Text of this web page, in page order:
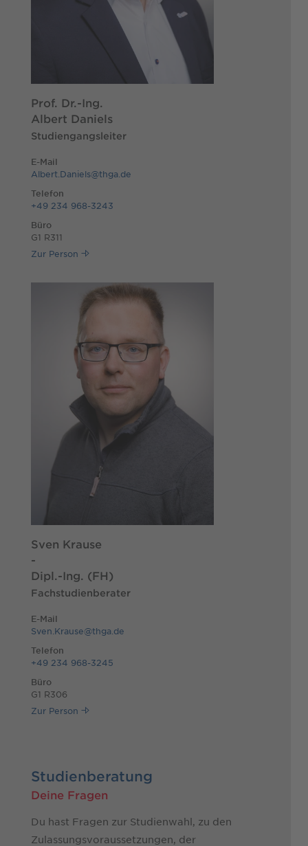
Prof. Dr.-Ing.
Albert Daniels
Studiengangsleiter
E-Mail
Albert.Daniels@thga.de
Telefon
+49 234 968-3243
Büro
G1 R311
Zur Person
Sven Krause
-
Dipl.-Ing. (FH)
Fachstudienberater
E-Mail
Sven.Krause@thga.de
Telefon
+49 234 968-3245
Büro
G1 R306
Zur Person
Studienberatung
Deine Fragen
Du hast Fragen zur Studienwahl, zu den
Zulassungsvoraussetzungen, der